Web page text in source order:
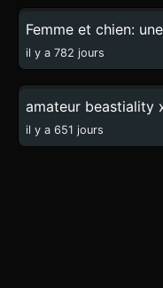
Femme et chien:
il y a 782 jours
il y a 651 jours